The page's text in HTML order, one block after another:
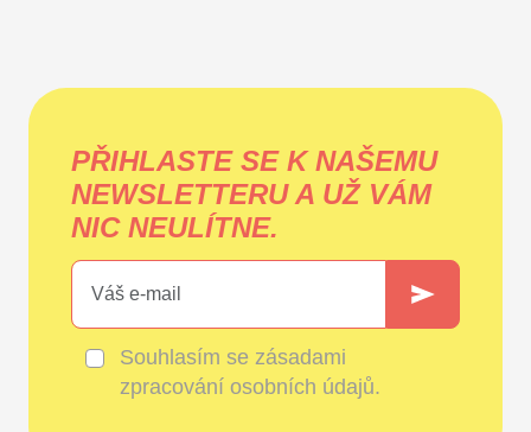
PŘIHLASTE SE K NAŠEMU
NEWSLETTERU A UŽ VÁM
NIC NEULÍTNE.
Souhlasím se zásadami
zpracování osobních údajů.